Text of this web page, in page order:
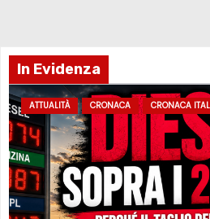
In Evidenza
ATTUALITÀ CRONACA CRONACA